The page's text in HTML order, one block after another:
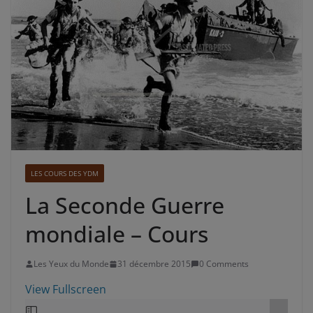
LES COURS DES YDM
La Seconde Guerre
mondiale – Cours
Les Yeux du Monde 31 décembre 2015 0 Comments
View Fullscreen
Aller